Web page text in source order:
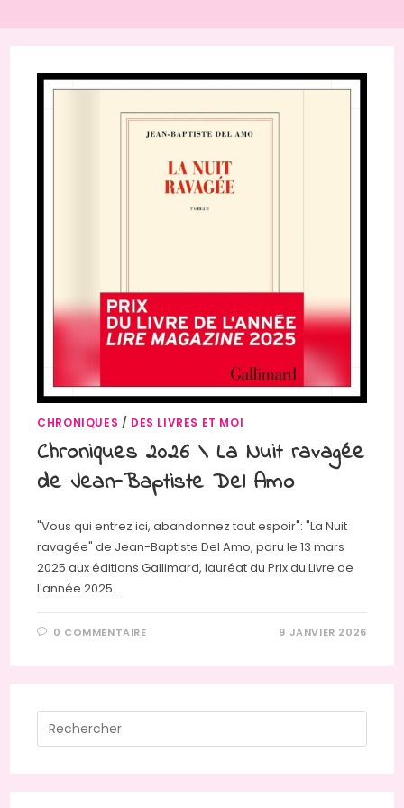
CHRONIQUES / DES LIVRES ET MOI
Chroniques 2026 \ La Nuit ravagée
de Jean-Baptiste Del Amo
"Vous qui entrez ici, abandonnez tout espoir": "La Nuit
ravagée" de Jean-Baptiste Del Amo, paru le 13 mars
2025 aux éditions Gallimard, lauréat du Prix du Livre de
l'année 2025…
0 COMMENTAIRE 9 JANVIER 2026